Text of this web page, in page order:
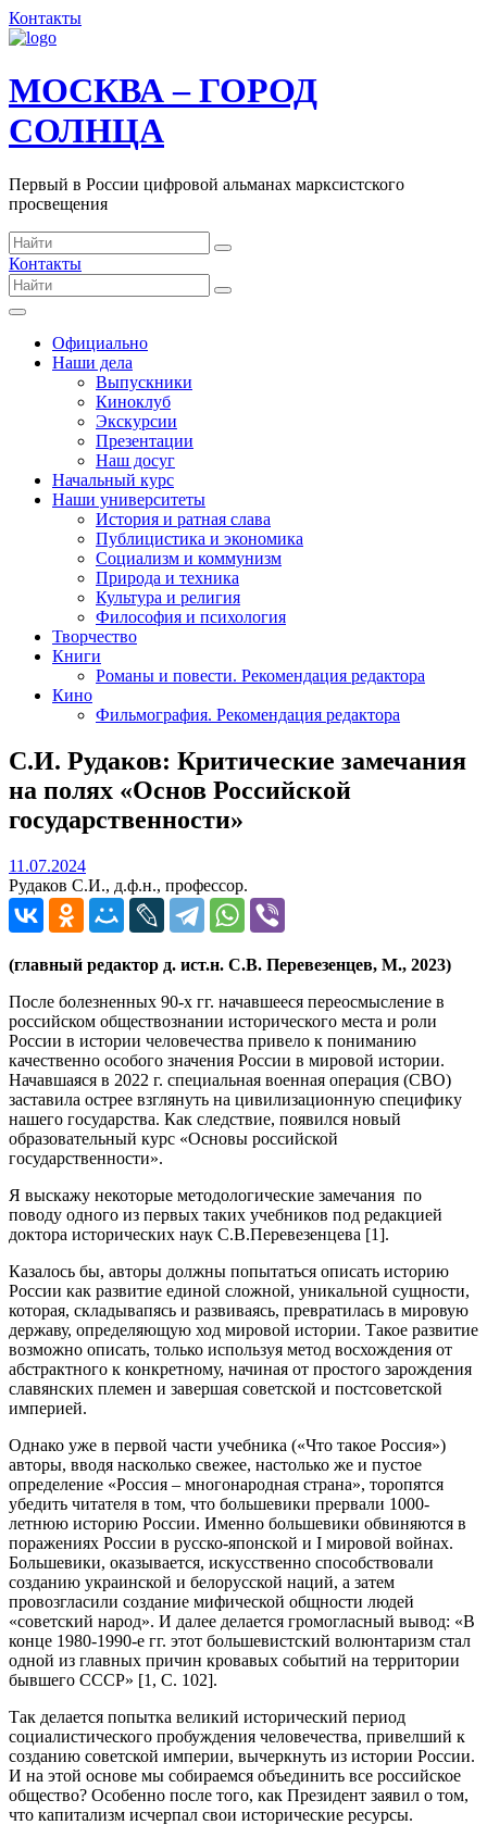
Контакты
МОСКВА – ГОРОД
СОЛНЦА
Первый в России цифровой альманах марксистского
просвещения
Контакты
Официально
Наши дела
Выпускники
Киноклуб
Экскурсии
Презентации
Наш досуг
Начальный курс
Наши университеты
История и ратная слава
Публицистика и экономика
Социализм и коммунизм
Природа и техника
Культура и религия
Философия и психология
Творчество
Книги
Романы и повести. Рекомендация редактора
Кино
Фильмография. Рекомендация редактора
С.И. Рудаков: Критические замечания
на полях «Основ Российской
государственности»
11.07.202411.07.2024
Рудаков С.И., д.ф.н., профессор.
(главный редактор д. ист.н. С.В. Перевезенцев, М., 2023)
После болезненных 90-х гг. начавшееся переосмысление в
российском обществознании исторического места и роли
России в истории человечества привело к пониманию
качественно особого значения России в мировой истории.
Начавшаяся в 2022 г. специальная военная операция (СВО)
заставила острее взглянуть на цивилизационную специфику
нашего государства. Как следствие, появился новый
образовательный курс «Основы российской
государственности».
Я выскажу некоторые методологические замечания по
поводу одного из первых таких учебников под редакцией
доктора исторических наук С.В.Перевезенцева [1].
Казалось бы, авторы должны попытаться описать историю
России как развитие единой сложной, уникальной сущности,
которая, складывапясь и развиваясь, превратилась в мировую
державу, определяющую ход мировой истории. Такое развитие
возможно описать, только используя метод восхождения от
абстрактного к конкретному, начиная от простого зарождения
славянских племен и завершая советской и постсоветской
империей.
Однако уже в первой части учебника («Что такое Россия»)
авторы, вводя насколько свежее, настолько же и пустое
определение «Россия – многонародная страна», торопятся
убедить читателя в том, что большевики прервали 1000-
летнюю историю России. Именно большевики обвиняются в
поражениях России в русско-японской и I мировой войнах.
Большевики, оказывается, искусственно способствовали
созданию украинской и белорусской наций, а затем
провозгласили создание мифической общности людей
«советский народ». И далее делается громогласный вывод: «В
конце 1980-1990-е гг. этот большевистский волюнтаризм стал
одной из главных причин кровавых событий на территории
бывшего СССР» [1, С. 102].
Так делается попытка великий исторический период
социалистического пробуждения человечества, привелший к
созданию советской империи, вычеркнуть из истории России.
И на этой основе мы собираемся объединить все российское
общество? Особенно после того, как Президент заявил о том,
что капитализм исчерпал свои исторические ресурсы.